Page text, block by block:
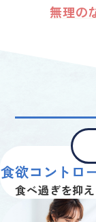
無理の
食欲コントロ
食べ過ぎを抑